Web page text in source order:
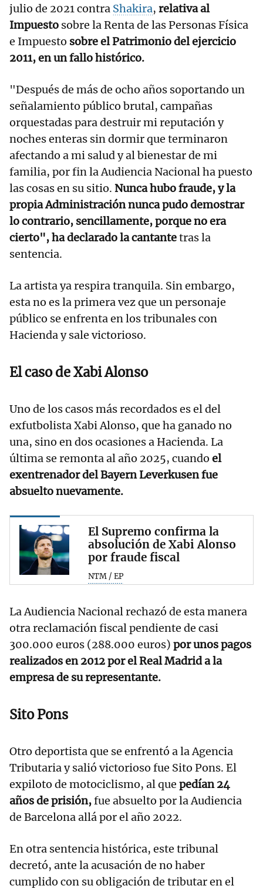
julio de 2021 contra Shakira, relativa al
Impuesto sobre la Renta de las Personas Física
e Impuesto sobre el Patrimonio del ejercicio
2011, en un fallo histórico.
"Después de más de ocho años soportando un
señalamiento público brutal, campañas
orquestadas para destruir mi reputación y
noches enteras sin dormir que terminaron
afectando a mi salud y al bienestar de mi
familia, por fin la Audiencia Nacional ha puesto
las cosas en su sitio. Nunca hubo fraude, y la
propia Administración nunca pudo demostrar
lo contrario, sencillamente, porque no era
cierto", ha declarado la cantantetras la
sentencia.
La artista ya respira tranquila. Sin embargo,
esta no es la primera vez que un personaje
público se enfrenta en los tribunales con
Hacienda y sale victorioso.
El caso de Xabi Alonso
Uno de los casos más recordados es el del
exfutbolista Xabi Alonso, que ha ganado no
una, sino en dos ocasiones a Hacienda. La
última se remonta al año 2025, cuando el
exentrenador del Bayern Leverkusen fue
absuelto nuevamente.
El Supremo confirma la
absolución de Xabi Alonso
por fraude fiscal
NTM / EP
La Audiencia Nacional rechazó de esta manera
otra reclamación fiscal pendiente de casi
300.000 euros (288.000 euros) por unos pagos
realizados en 2012 por el Real Madrid a la
empresa de su representante.
Sito Pons
Otro deportista que se enfrentó a la Agencia
Tributaria y salió victorioso fue Sito Pons. El
expiloto de motociclismo, al que pedían 24
años de prisión,fue absuelto por la Audiencia
de Barcelona allá por el año 2022.
En otra sentencia histórica, este tribunal
decretó, ante la acusación de no haber
cumplido con su obligación de tributar en el